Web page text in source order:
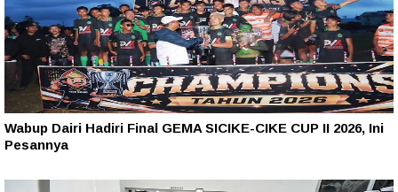
Wabup Dairi Hadiri Final GEMA SICIKE-CIKE CUP II 2026, Ini
Pesannya